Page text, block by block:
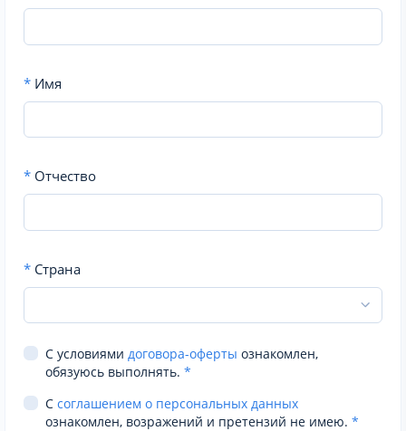
* Имя
* Отчество
* Страна
С условиями договора-оферты ознакомлен,
обязуюсь выполнять. *
С соглашением о персональных данных
ознакомлен, возражений и претензий не имею. *